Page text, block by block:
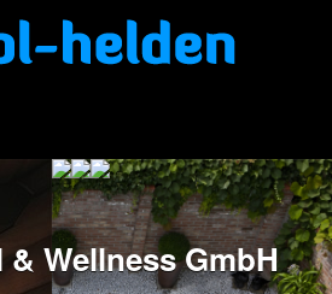
Wellness GmbH